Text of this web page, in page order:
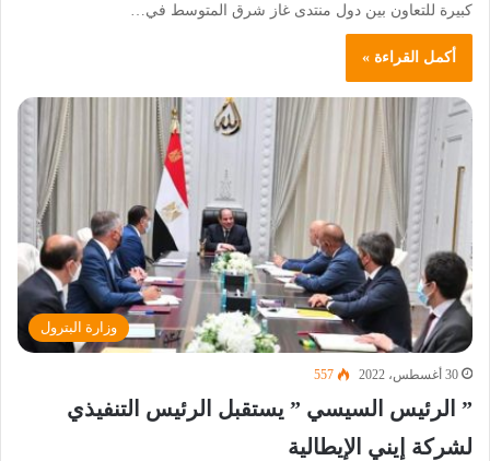
كبيرة للتعاون بين دول منتدى غاز شرق المتوسط في…
أكمل القراءة »
وزارة البترول
30 أغسطس، 2022 557
” الرئيس السيسي ” يستقبل الرئيس التنفيذي
لشركة إيني الإيطالية